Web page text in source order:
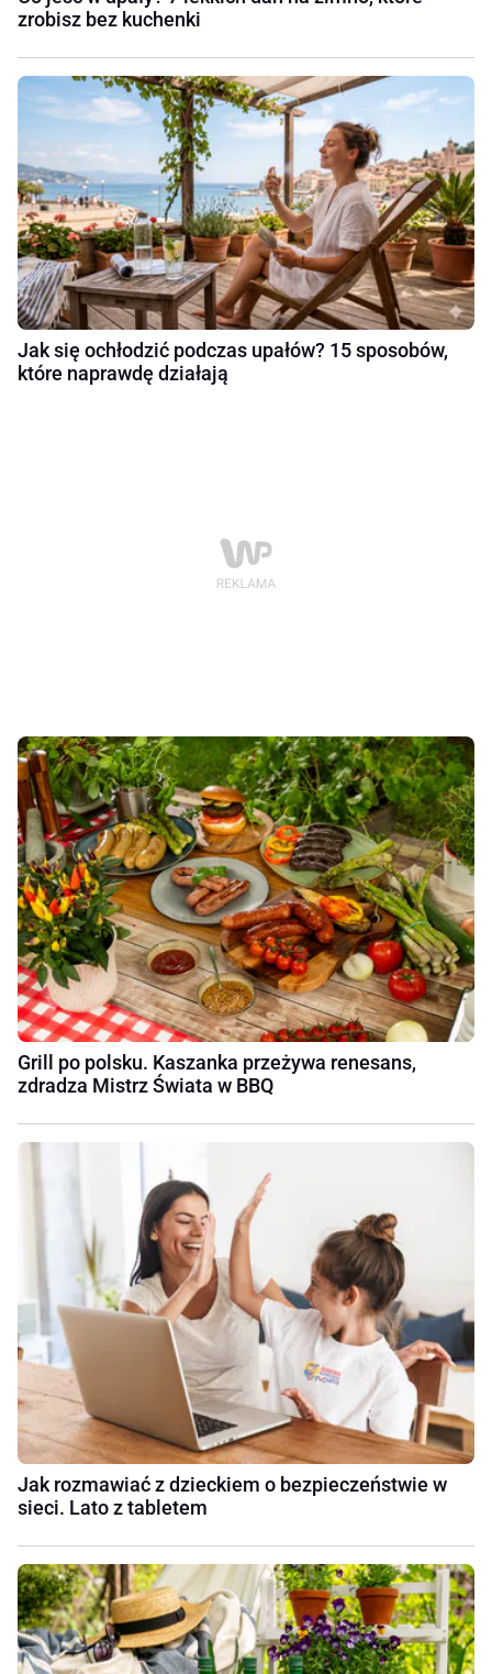
zrobisz bez kuchenki
Jak się ochłodzić podczas upałów? 15 sposobów,
które naprawdę działają
Grill po polsku. Kaszanka przeżywa renesans,
zdradza Mistrz Świata w BBQ
Jak rozmawiać z dzieckiem o bezpieczeństwie w
sieci. Lato z tabletem